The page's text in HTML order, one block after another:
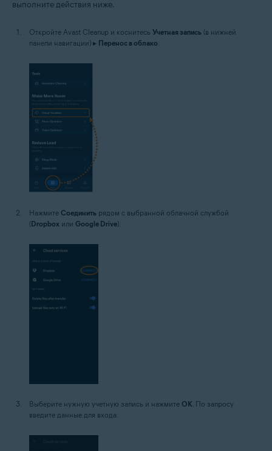
выполните действия ниже.
Откройте Avast Cleanup и коснитесь Учетная запись (в нижней
панели навигации) ▸ Перенос в облако
Нажмите Соединить рядом с выбранной облачной службой
(Dropbox или Google Drive).
Выберите нужную учетную запись и нажмите OK . По запросу
введите данные для входа.